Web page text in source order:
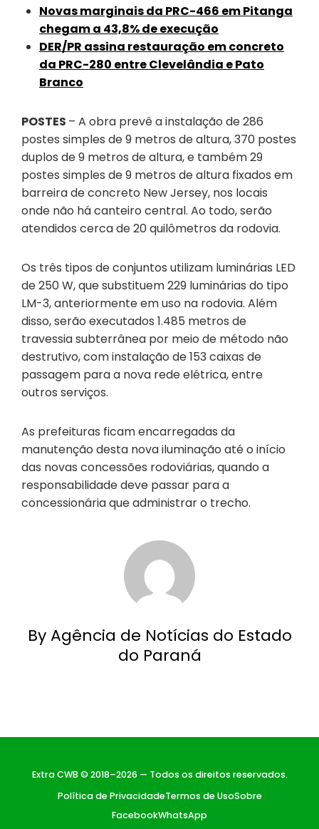
Novas marginais da PRC-466 em Pitanga
chegam a 43,8% de execução
DER/PR assina restauração em concreto
da PRC-280 entre Clevelândia e Pato
Branco
POSTES – A obra prevê a instalação de 286
postes simples de 9 metros de altura, 370 postes
duplos de 9 metros de altura, e também 29
postes simples de 9 metros de altura fixados em
barreira de concreto New Jersey, nos locais
onde não há canteiro central. Ao todo, serão
atendidos cerca de 20 quilômetros da rodovia.
Os três tipos de conjuntos utilizam luminárias LED
de 250 W, que substituem 229 luminárias do tipo
LM-3, anteriormente em uso na rodovia. Além
disso, serão executados 1.485 metros de
travessia subterrânea por meio de método não
destrutivo, com instalação de 153 caixas de
passagem para a nova rede elétrica, entre
outros serviços.
As prefeituras ficam encarregadas da
manutenção desta nova iluminação até o início
das novas concessões rodoviárias, quando a
responsabilidade deve passar para a
concessionária que administrar o trecho.
By Agência de Notícias do Estado
do Paraná
Extra CWB © 2018–2026 — Todos os direitos reservados.
Política de PrivacidadeTermos de UsoSobre
FacebookWhatsApp